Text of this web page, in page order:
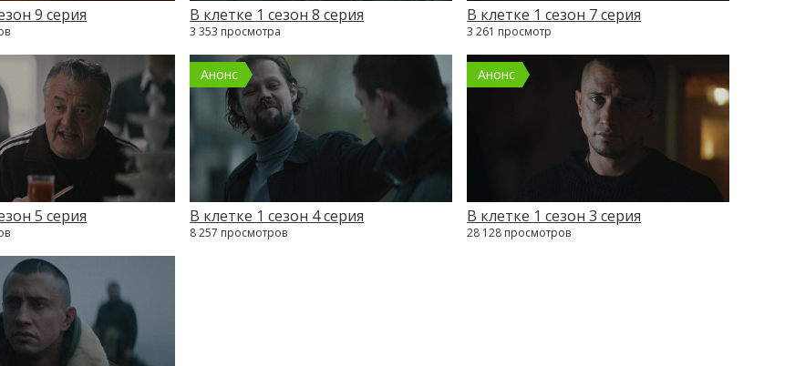
9 серия В клетке 1 сезон 8 серия
3 353 просмотра
В клетке 1 сезон 7 серия
3 261 просмотр
5 серия
Анонс
В клетке 1 сезон 4 серия
8 257 просмотров
Анонс
В клетке 1 сезон 3 серия
28 128 просмотров